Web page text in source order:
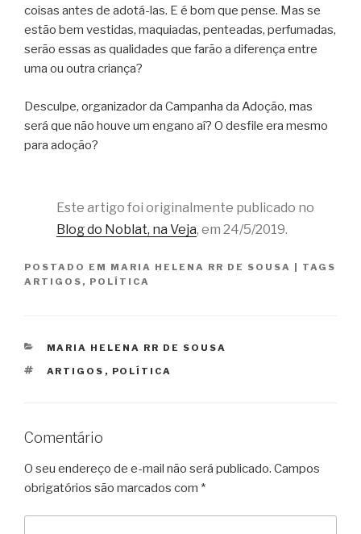
coisas antes de adotá-las. E é bom que pense. Mas se
estão bem vestidas, maquiadas, penteadas, perfumadas,
serão essas as qualidades que farão a diferença entre
uma ou outra criança?
Desculpe, organizador da Campanha da Adoção, mas
será que não houve um engano aí? O desfile era mesmo
para adoção?
Este artigo foi originalmente publicado no
Blog do Noblat, na Veja, em 24/5/2019.
POSTADO EM MARIA HELENA RR DE SOUSA
TAGS
ARTIGOS , POLÍTICA
CATEGORIAS
MARIA HELENA RR DE SOUSA
TAGS
ARTIGOS , POLÍTICA
Comentário
O seu endereço de e-mail não será publicado. Campos
obrigatórios são marcados com *